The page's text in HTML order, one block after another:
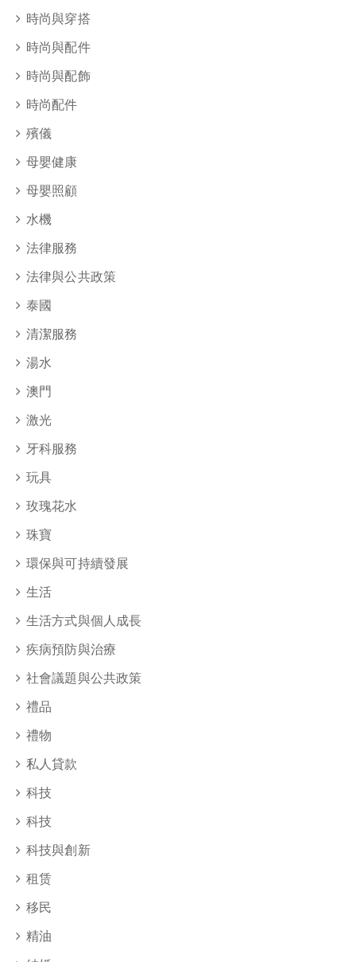
時尚與穿搭
時尚與配件
時尚與配飾
時尚配件
殯儀
母嬰健康
母嬰照顧
水機
法律服務
法律與公共政策
泰國
清潔服務
湯水
澳門
激光
牙科服務
玩具
玫瑰花水
珠寶
環保與可持續發展
生活
生活方式與個人成長
疾病預防與治療
社會議題與公共政策
禮品
禮物
私人貸款
科技
科技
科技與創新
租赁
移民
精油